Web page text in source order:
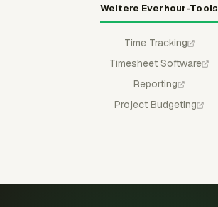
Weitere Everhour-Tools
Time Tracking
Timesheet Software
Reporting
Project Budgeting